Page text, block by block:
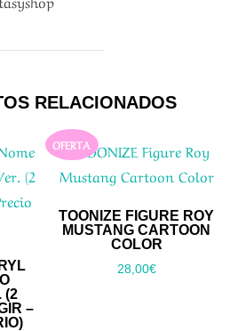
RELACIONADOS
(2
–
OFERTA
TOONIZE FIGURE ROY
MUSTANG CARTOON
COLOR
28,00€